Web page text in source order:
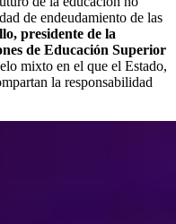
de endeudamiento de las
presidente de la
de Educación Superior
mixto en el que el Estado,
la responsabilidad